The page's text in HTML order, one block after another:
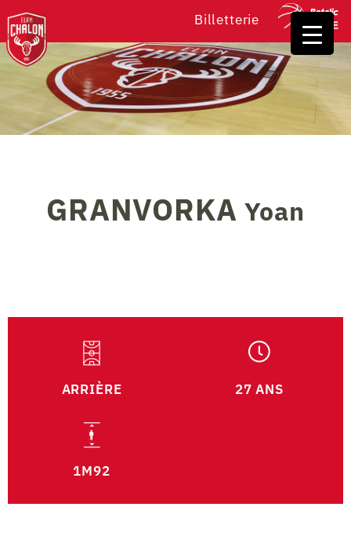
Billetterie
GRANVORKA Yoan
ARRIÈRE 27 ANS
1M92